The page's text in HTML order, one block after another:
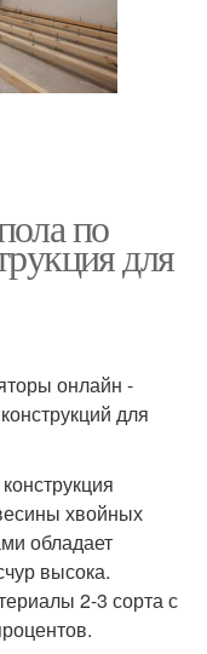
по
для
онлайн -
для
хвойных
обладает
высока.
2-3 сорта с